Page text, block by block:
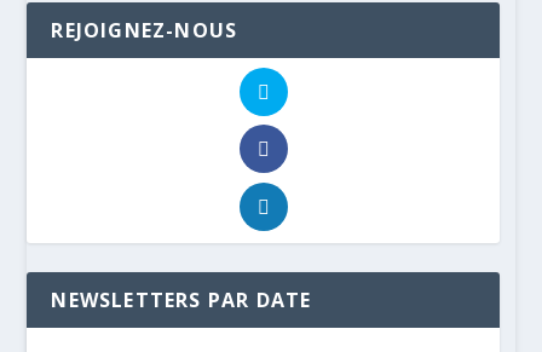
REJOIGNEZ-NOUS
NEWSLETTERS PAR DATE